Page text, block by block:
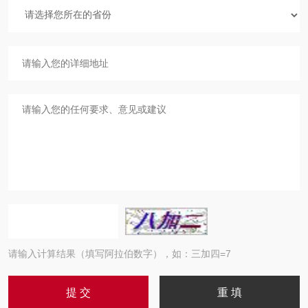
请输入计算结果（填写阿拉伯数字），如：三加四=7